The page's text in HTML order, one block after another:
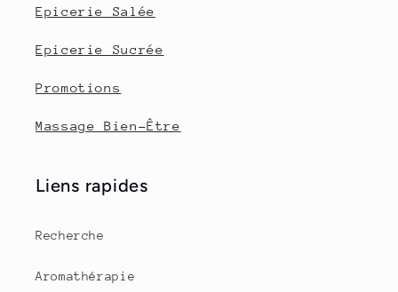
Epicerie Salée
Epicerie Sucrée
Promotions
Massage Bien-Être
Liens rapides
Recherche
Aromathérapie